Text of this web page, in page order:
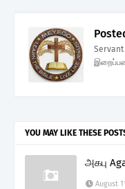
YOU MAY LIKE THESE
அகபு
August